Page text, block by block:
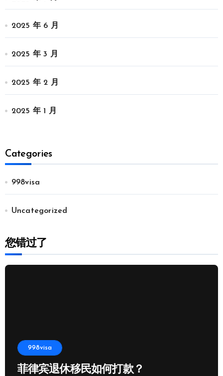
2025 年 6 月
2025 年 3 月
2025 年 2 月
2025 年 1 月
Categories
998visa
Uncategorized
您错过了
998visa
菲律宾退休移民如何打款？